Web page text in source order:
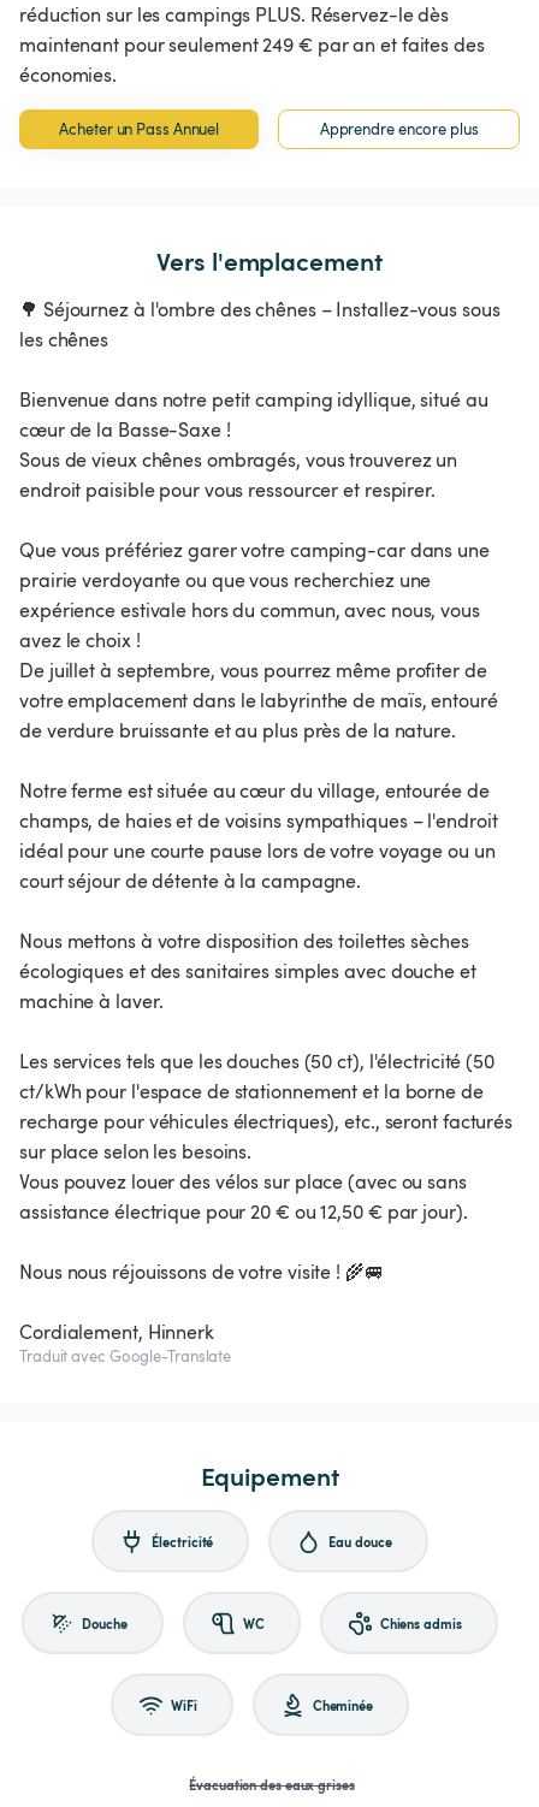
réduction sur les campings PLUS. Réservez-le dès
maintenant pour seulement 249 € par an et faites des
économies.
Acheter un Pass Annuel Apprendre encore plus
Vers l'emplacement
🌳 Séjournez à l'ombre des chênes – Installez-vous sous
les chênes
Bienvenue dans notre petit camping idyllique, situé au
cœur de la Basse-Saxe !
Sous de vieux chênes ombragés, vous trouverez un
endroit paisible pour vous ressourcer et respirer.
Que vous préfériez garer votre camping-car dans une
prairie verdoyante ou que vous recherchiez une
expérience estivale hors du commun, avec nous, vous
avez le choix !
De juillet à septembre, vous pourrez même profiter de
votre emplacement dans le labyrinthe de maïs, entouré
de verdure bruissante et au plus près de la nature.
Notre ferme est située au cœur du village, entourée de
champs, de haies et de voisins sympathiques – l'endroit
idéal pour une courte pause lors de votre voyage ou un
court séjour de détente à la campagne.
Nous mettons à votre disposition des toilettes sèches
écologiques et des sanitaires simples avec douche et
machine à laver.
Les services tels que les douches (50 ct), l'électricité (50
ct/kWh pour l'espace de stationnement et la borne de
recharge pour véhicules électriques), etc., seront facturés
sur place selon les besoins.
Vous pouvez louer des vélos sur place (avec ou sans
assistance électrique pour 20 € ou 12,50 € par jour).
Nous nous réjouissons de votre visite ! 🌾🚐
Cordialement, Hinnerk
Traduit avec Google-Translate
Equipement
Électricité Eau douce
Douche WC Chiens admis
WiFi Cheminée
Évacuation des eaux grises